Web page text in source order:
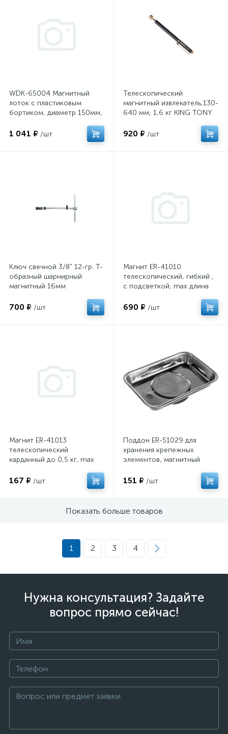
WDK-65004 Магнитный
лоток с пластиковым
бортиком, диаметр 150мм,
1 041 ₽ /шт
Телескопический
магнитный извлекатель,130-
640 мм, 1,6 кг KING TONY
920 ₽ /шт
Ключ свечной 3/8" 12-гр. Т-
образный шарнирный
магнитный 16мм
700 ₽ /шт
Магнит ER-41010
телескопический, гибкий ,
с подсветкой, max длина
690 ₽ /шт
Магнит ER-41013
телескопический
карданный до 0,5 кг, max
1/50/100
167 ₽ /шт
Поддон ER-51029 для
хранения крепежных
элементов, магнитный
прорезиненным магнитом
151 ₽ /шт
Показать больше товаров
1 2 3 4
Нужна консультация? Задайте
вопрос прямо сейчас!